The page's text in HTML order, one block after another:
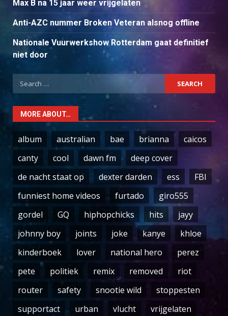
Max B na 15 jaar weer vrijgelaten
Anti-AZC nummer Broken Veteran alsnog offline
Nationale Vuurwerkshow Rotterdam gaat definitief
niet door
Search
for:
MORE ABOUT…
album australian bae brianna
caicos
canty
cool dawn fm
deep cover
de nacht staat op
dexter darden ess
FBI
funniest home videos
furtado
giro555
gordel
GQ hiphopchicks hits
jayy
johnny boy
joints joke kanye
khloe
kinderboek
lover national hero
perez
pete
politiek remix removed
riot
router
safety snootie wild
stoppesten
supportact
urban vlucht vrijgelaten